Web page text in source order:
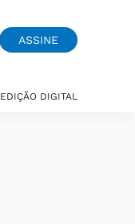
ASSINE
EDIÇÃO DIGITAL